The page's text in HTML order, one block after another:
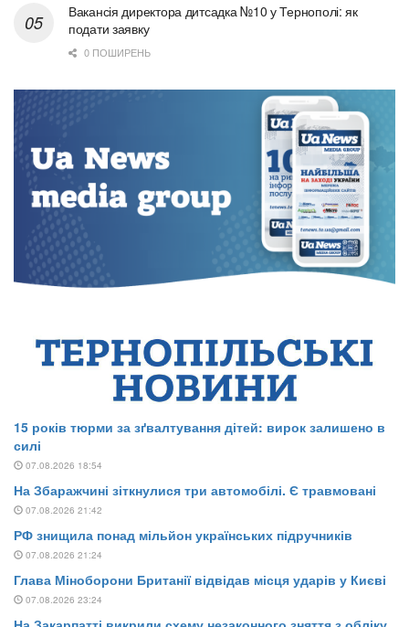
Вакансія директора дитсадка №10 у Тернополі: як
подати заявку
0 ПОШИРЕНЬ